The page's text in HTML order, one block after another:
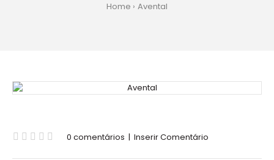
Home Avental
0 comentários | Inserir Comentário